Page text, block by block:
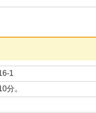
1
分。